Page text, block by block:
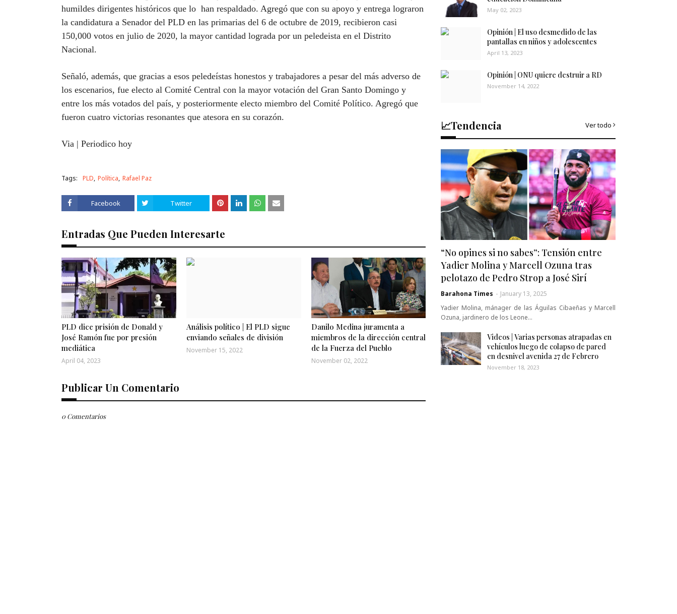
humildes dirigentes históricos que lo han respaldado. Agregó que con su apoyo y entrega lograron
la candidatura a Senador del PLD en las primarias del 6 de octubre de 2019, recibieron casi
150,000 votos en julio de 2020, la mayor cantidad lograda por un peledeista en el Distrito
Nacional.
Señaló, además, que gracias a esos peledeístas honestos y trabajadores a pesar del más adverso de
los escenarios, fue electo al Comité Central con la mayor votación del Gran Santo Domingo y
entre los más votados del país, y posteriormente electo miembro del Comité Político. Agregó que
fueron cuatro victorias resonantes que atesora en su corazón.
Via | Periodico hoy
Tags: PLD Política Rafael Paz
Facebook Twitter
Entradas Que Pueden Interesarte
PLD dice prisión de Donald y
José Ramón fue por presión
mediática
April 04, 2023
Análisis político | El PLD sigue
enviando señales de división
November 15, 2022
Danilo Medina juramenta a
miembros de la dirección central
de la Fuerza del Pueblo
November 02, 2022
Publicar Un Comentario
0 Comentarios
May 02, 2023
Opinión | El uso desmedido de las
pantallas en niños y adolescentes
April 13, 2023
Opinión | ONU quiere destruir a RD
November 14, 2022
📈Tendencia Ver todo
“No opines si no sabes”: Tensión entre
Yadier Molina y Marcell Ozuna tras
pelotazo de Pedro Strop a José Sirí
Barahona Times - January 13, 2025
Yadier Molina, mánager de las Águilas Cibaeñas y Marcell
Ozuna, jardinero de los Leone…
Videos | Varias personas atrapadas en
vehículos luego de colapso de pared
en desnivel avenida 27 de Febrero
November 18, 2023